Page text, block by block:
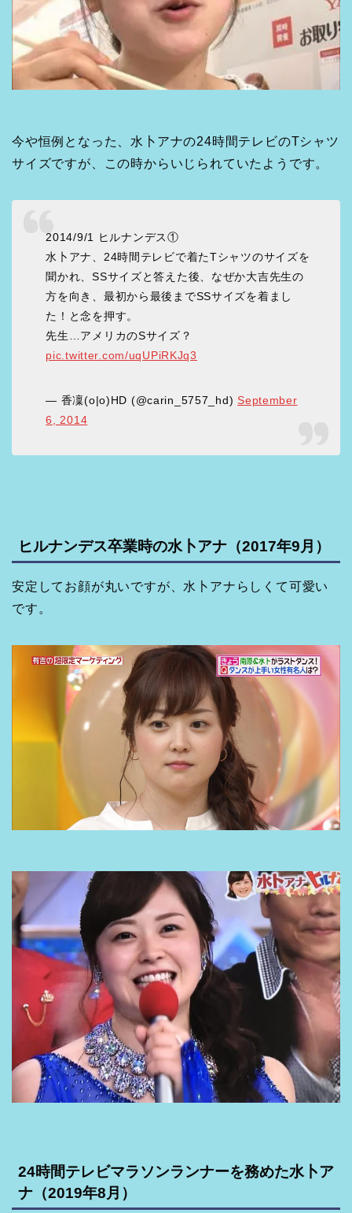
今や恒例となった、水卜アナの24時間テレビのTシャツ
サイズですが、この時からいじられていたようです。
2014/9/1 ヒルナンデス①
水卜アナ、24時間テレビで着たTシャツのサイズを
聞かれ、SSサイズと答えた後、なぜか大吉先生の
方を向き、最初から最後までSSサイズを着まし
た！と念を押す。
先生…アメリカのSサイズ？
pic.twitter.com/uqUPiRKJq3
— 香凜(o|o)HD (@carin_5757_hd) September
6, 2014
ヒルナンデス卒業時の水卜アナ（2017年9月）
安定してお顔が丸いですが、水卜アナらしくて可愛い
です。
24時間テレビマラソンランナーを務めた水卜ア
ナ（2019年8月）